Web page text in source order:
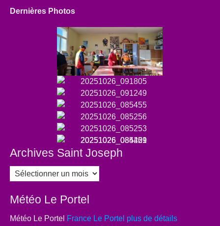
Dernières Photos
Archives Saint Joseph
Archives
Saint
Joseph
Météo Le Portel
Météo Le Portel France Le Portel plus de détails